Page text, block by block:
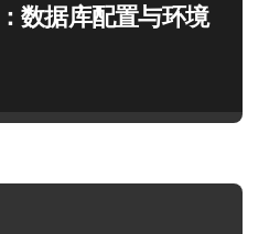
数据库配置与环境